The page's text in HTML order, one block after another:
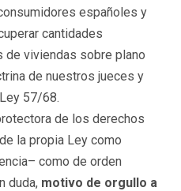
españoles y
cantidades
de viviendas sobre plano
de nuestros jueces y
57/68.
de los derechos
la propia Ley como
como de orden
duda, motivo de orgullo a